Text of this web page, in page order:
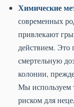
Химические
современных
привлекают
действием. Это
смертельную
колонии,
Мы используем
риском для